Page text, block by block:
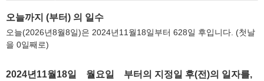
오늘까지 (부터) 의 일수
오늘(2026년8월8일)은 2024년11월18일부터 628일 후입니다. (첫날
을 0일째로)
2024년11월18일 월요일 부터의 지정일 후(전)의 일자를,